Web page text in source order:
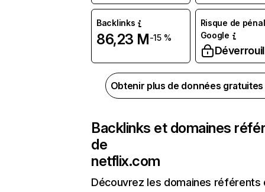
Backlinks
86,23 M-15 %
Risque de
Google
Obtenir plus de données
Backlinks et domaines
de
netflix.com
Découvrez les domaines référents